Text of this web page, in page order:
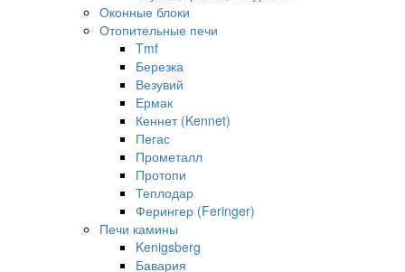
Оконные блоки
Отопительные печи
Tmf
Березка
Везувий
Ермак
Кеннет (Kennet)
Пегас
Прометалл
Протопи
Теплодар
Ферингер (Feringer)
Печи камины
Kenigsberg
Бавария